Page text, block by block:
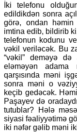
İki telefonu
edildikdən sonra
görə, ondan
imtina edib, bildirib
telefonun kodunu
vəkil veriləcək. Bu
“vəkil” deməyə
eləməyən
qarşısında məni
sonra məni o
keçib gedəcək.
Paşayev də
tutublar? Hələ
siyasi fəaliyyətimə
iki nəfər gəlib məni